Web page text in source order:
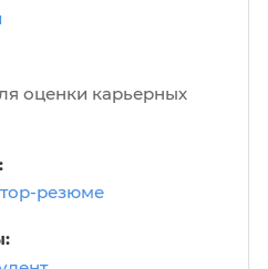
и молодым
на рынке труда.